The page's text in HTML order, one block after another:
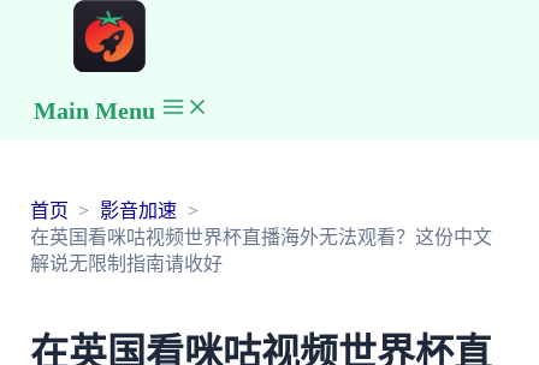
Main Menu
首页
影音加速
在英国看咪咕视频世界杯直播海外无法观看？这份中文
解说无限制指南请收好
在英国看咪咕视频世界杯直